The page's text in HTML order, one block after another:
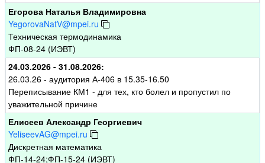
Егорова Наталья Владимировна
YegorovaNatV@mpei.ru
Техническая термодинамика
ФП-08-24 (ИЭВТ)
24.03.2026 - 31.08.2026:
26.03.26 - аудитория А-406 в 15.35-16.50
Переписывание КМ1 - для тех, кто болел и пропустил по
уважительной причине
Елисеев Александр Георгиевич
YeliseevAG@mpei.ru
Дискретная математика
ФП-14-24;ФП-15-24 (ИЭВТ)